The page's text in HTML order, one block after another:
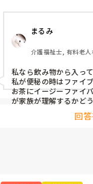
案があれば教えてくだ
援施設
まるみ
介護福祉士, 有料老人
私なら飲み物から入って
私が便秘の時はファイ
お茶にイージーファイ
が家族が理解するかど
回